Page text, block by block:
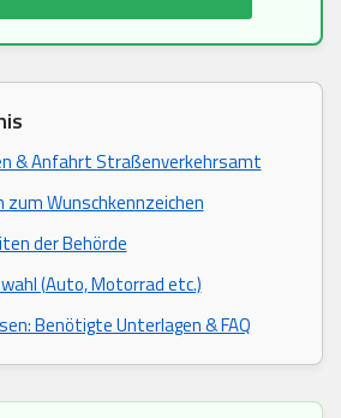
& Anfahrt Straßenverkehrsamt
zum Wunschkennzeichen
der Behörde
(Auto, Motorrad etc.)
Benötigte Unterlagen & FAQ